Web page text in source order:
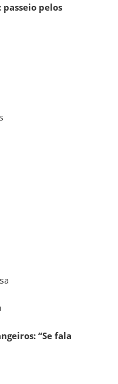
passeio pelos
“Se fala